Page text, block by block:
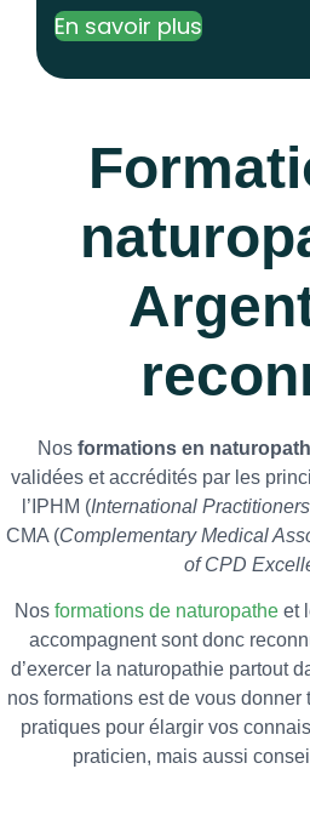
En savoir plus
Nos formations en
validées et accrédités par les
l’IPHM (International
CMA (Complementary Medical
of CPD
Nos formations de naturopathe et
accompagnent sont donc
d’exercer la naturopathie partout
nos formations est de vous
pratiques pour élargir vos
praticien, mais aussi